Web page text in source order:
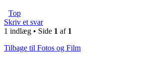
Top
Skriv et svar
1 indlæg • Side 1 af 1
Tilbage til Fotos og Film